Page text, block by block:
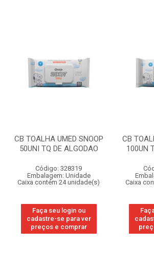
CB TOALHA UMED SNOOP
50UNI TQ DE ALGODAO
Código: 328319
Embalagem: Unidade
Caixa contém 24 unidade(s)
Faça seu login ou
cadastre-se para ver
preços e comprar
CB
100UN
Caixa